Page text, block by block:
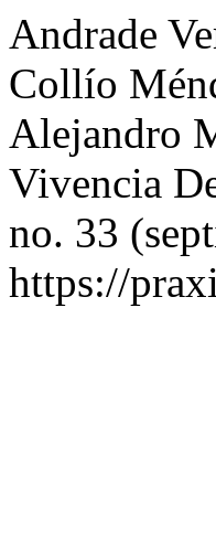
Andrade
Collío
Alejandro
Vivencia
no. 33
https://